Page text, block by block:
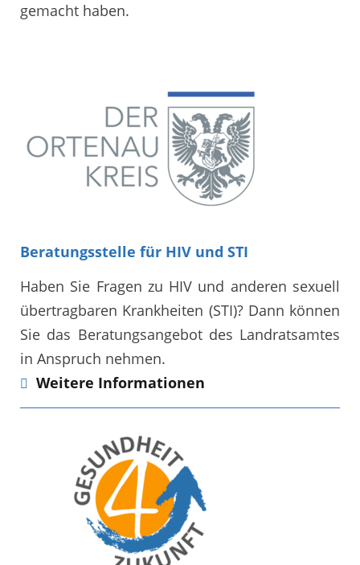
gemacht haben.
Beratungsstelle für HIV und STI
Haben Sie Fragen zu HIV und anderen sexuell
übertragbaren Krankheiten (STI)? Dann können
Sie das Beratungsangebot des Landratsamtes
in Anspruch nehmen.
Weitere Informationen